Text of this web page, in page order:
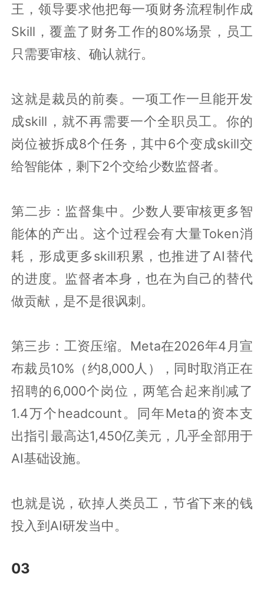
王，领导要求他把每一项财务流程制作成
Skill，覆盖了财务工作的80%场景，员工
只需要审核、确认就行。
这就是裁员的前奏。一项工作一旦能开发
成skill，就不再需要一个全职员工。你的
岗位被拆成8个任务，其中6个变成skill交
给智能体，剩下2个交给少数监督者。
第二步：监督集中。少数人要审核更多智
能体的产出。这个过程会有大量Token消
耗，形成更多skill积累，也推进了AI替代
的进度。监督者本身，也在为自己的替代
做贡献，是不是很讽刺。
第三步：工资压缩。Meta在2026年4月宣
布裁员10%（约8,000人），同时取消正在
招聘的6,000个岗位，两笔合起来削减了
1.4万个headcount。同年Meta的资本支
出指引最高达1,450亿美元，几乎全部用于
AI基础设施。
也就是说，砍掉人类员工，节省下来的钱
投入到AI研发当中。
03